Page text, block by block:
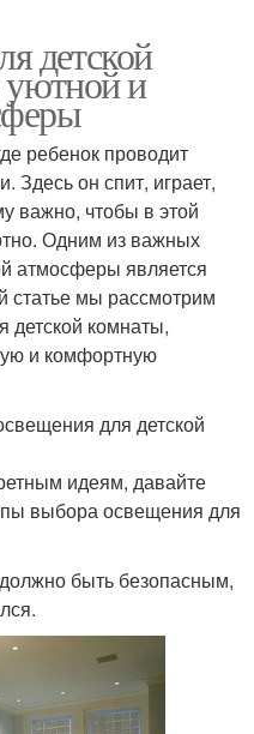
детской
уютной и
ребенок проводит
Здесь он спит, играет,
важно, чтобы в этой
Одним из важных
атмосферы является
статье мы рассмотрим
детской комнаты,
и комфортную
для детской
идеям, давайте
выбора освещения для
быть безопасным,